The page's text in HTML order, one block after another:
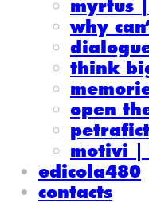
myrtus
why
think
open
motivi |
edicola480
contacts